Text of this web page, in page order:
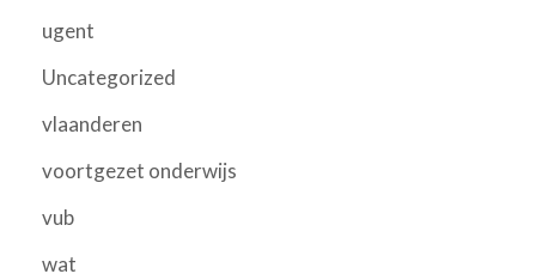
ugent
Uncategorized
vlaanderen
voortgezet onderwijs
vub
wat